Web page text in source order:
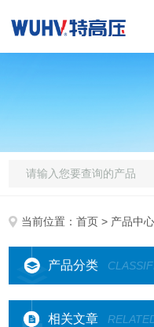
当前位置：首页 > 产品中心
产品分类
相关文章